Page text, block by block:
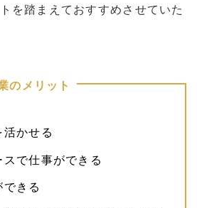
を踏まえておすすめさせていた
のメリット
活かせる
スで仕事ができる
きる